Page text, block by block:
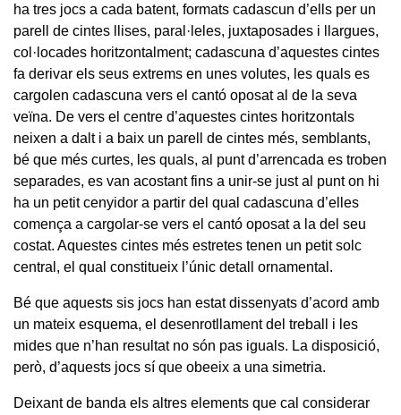
ha tres jocs a cada batent, formats cadascun d’ells per un
parell de cintes llises, paral·leles, juxtaposades i llargues,
col·locades horitzontalment; cadascuna d’aquestes cintes
fa derivar els seus extrems en unes volutes, les quals es
cargolen cadascuna vers el cantó oposat al de la seva
veïna. De vers el centre d’aquestes cintes horitzontals
neixen a dalt i a baix un parell de cintes més, semblants,
bé que més curtes, les quals, al punt d’arrencada es troben
separades, es van acostant fins a unir-se just al punt on hi
ha un petit cenyidor a partir del qual cadascuna d’elles
comença a cargolar-se vers el cantó oposat a la del seu
costat. Aquestes cintes més estretes tenen un petit solc
central, el qual constitueix l’únic detall ornamental.
Bé que aquests sis jocs han estat dissenyats d’acord amb
un mateix esquema, el desenrotllament del treball i les
mides que n’han resultat no són pas iguals. La disposició,
però, d’aquests jocs sí que obeeix a una simetria.
Deixant de banda els altres elements que cal considerar